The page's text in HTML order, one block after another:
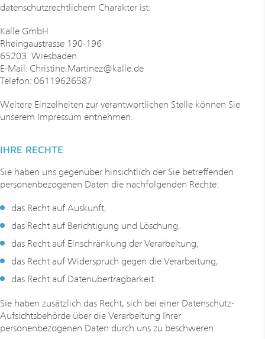
datenschutzrechtlichem Charakter ist:
Kalle GmbH
Rheingaustrasse 190-196
65203 Wiesbaden
E-Mail: Christine.Martinez@kalle.de
Telefon: 06119626587
Weitere Einzelheiten zur verantwortlichen Stelle können Sie
unserem Impressum entnehmen.
IHRE RECHTE
Sie haben uns gegenüber hinsichtlich der Sie betreffenden
personenbezogenen Daten die nachfolgenden Rechte:
das Recht auf Auskunft,
das Recht auf Berichtigung und Löschung,
das Recht auf Einschränkung der Verarbeitung,
das Recht auf Widerspruch gegen die Verarbeitung,
das Recht auf Datenübertragbarkeit.
Sie haben zusätzlich das Recht, sich bei einer Datenschutz-
Aufsichtsbehörde über die Verarbeitung Ihrer
personenbezogenen Daten durch uns zu beschweren.